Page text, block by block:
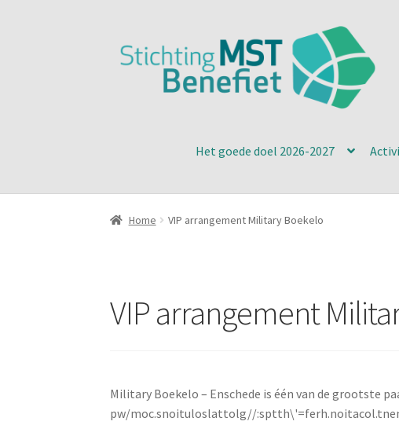
door
naar
naar
de
Het goede doel 2026-2027
Home VIP arrangement Military Boekelo
VIP arrangement
Military Boekelo – Enschede is één van de grootste
pw/moc.snoituloslattolg//